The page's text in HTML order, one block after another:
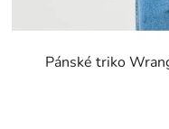
Pánské triko